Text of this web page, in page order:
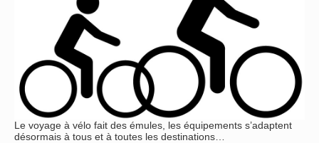
Le voyage à vélo fait des émules, les équipements s’adaptent
désormais à tous et à toutes les destinations…